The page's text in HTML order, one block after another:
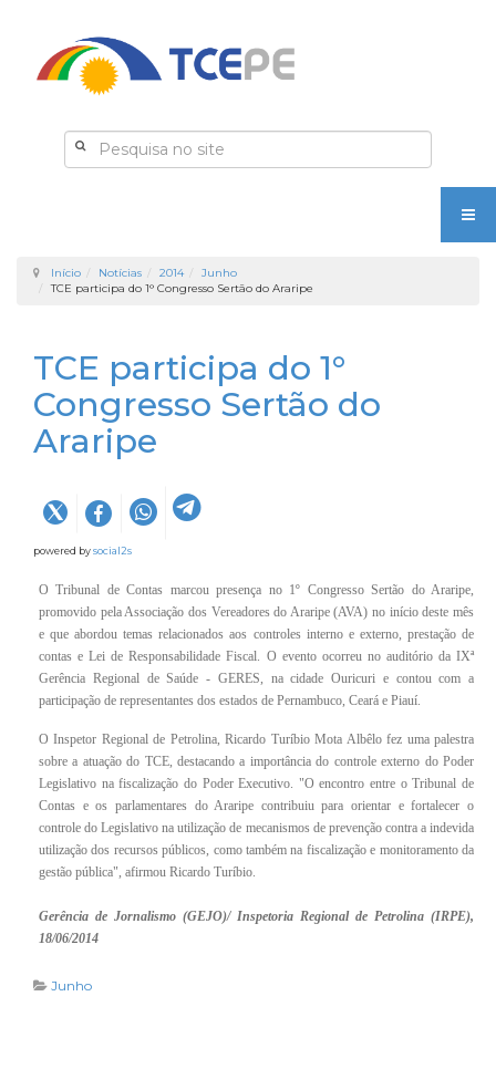
Início Notícias 2014
Junho
TCE participa do 1° Congresso Sertão do Araripe
TCE participa do 1°
Congresso Sertão do
Araripe
powered bysocial2s
O Tribunal de Contas marcou presença no 1º Congresso Sertão do Araripe,
promovido pela Associação dos Vereadores do Araripe (AVA) no início deste mês
e que abordou temas relacionados aos controles interno e externo, prestação de
contas e Lei de Responsabilidade Fiscal. O evento ocorreu no auditório da IXª
Gerência Regional de Saúde - GERES, na cidade Ouricuri e contou com a
participação de representantes dos estados de Pernambuco, Ceará e Piauí.
O Inspetor Regional de Petrolina, Ricardo Turíbio Mota Albêlo fez uma palestra
sobre a atuação do TCE, destacando a importância do controle externo do Poder
Legislativo na fiscalização do Poder Executivo. "O encontro entre o Tribunal de
Contas e os parlamentares do Araripe contribuiu para orientar e fortalecer o
controle do Legislativo na utilização de mecanismos de prevenção contra a indevida
utilização dos recursos públicos, como também na fiscalização e monitoramento da
gestão pública", afirmou Ricardo Turíbio.​
Gerência de Jornalismo (GEJO)/ Inspetoria Regional de Petrolina (IRPE),
18/06/2014
Junho